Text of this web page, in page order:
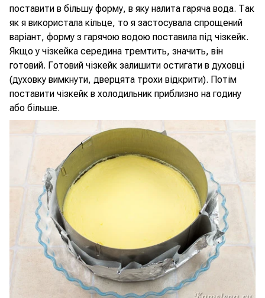
поставити в більшу форму, в яку налита гаряча вода. Так
як я використала кільце, то я застосувала спрощений
варіант, форму з гарячою водою поставила під чізкейк.
Якщо у чізкейка середина тремтить, значить, він
готовий. Готовий чізкейк залишити остигати в духовці
(духовку вимкнути, дверцята трохи відкрити). Потім
поставити чізкейк в холодильник приблизно на годину
або більше.